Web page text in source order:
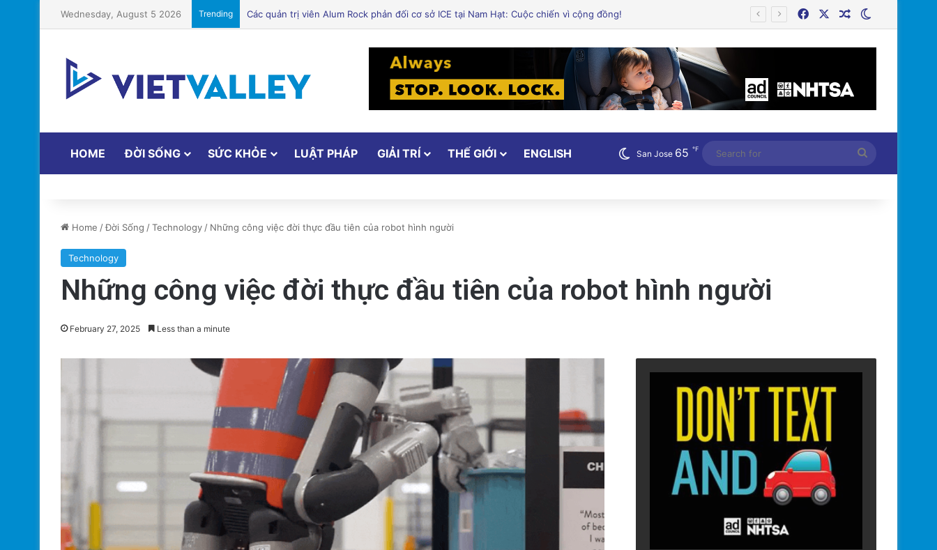
Wednesday, August 5 2026 Trending FacebookRandom Article
HOME ĐỜI SỐNG SỨC KHỎE LUẬT PHÁP GIẢI TRÍ THẾ GIỚI ENGLISH San Jose 65 ℉
for
Home /Đời Sống /Technology/ Những công việc đời thực đầu tiên của robot hình người
Technology
Những công việc đời thực đầu tiên của robot hình người
February 27, 2025 Less than a minute